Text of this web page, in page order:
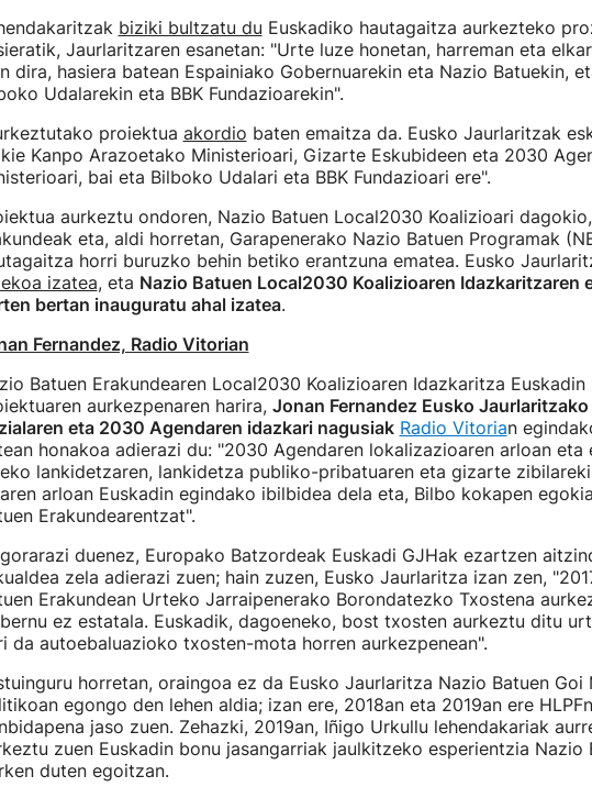
biziki bultzatu du Euskadiko hautagaitza aurkezteko
Jaurlaritzaren esanetan: "Urte luze honetan, harreman eta
dira, hasiera batean Espainiako Gobernuarekin eta Nazio Batuekin,
Udalarekin eta BBK Fundazioarekin".
proiektua akordio baten emaitza da. Eusko Jaurlaritzak
Kanpo Arazoetako Ministerioari, Gizarte Eskubideen eta 2030
bai eta Bilboko Udalari eta BBK Fundazioari ere".
aurkeztu ondoren, Nazio Batuen Local2030 Koalizioari
eta, aldi horretan, Garapenerako Nazio Batuen Programak
horri buruzko behin betiko erantzuna ematea. Eusko
izatea, eta Nazio Batuen Local2030 Koalizioaren Idazkaritzaren
bertan inauguratu ahal izatea.
Fernandez, Radio Vitorian
Batuen Erakundearen Local2030 Koalizioaren Idazkaritza
aurkezpenaren harira, Jonan Fernandez Eusko
eta 2030 Agendaren idazkari nagusiak Radio Vitorian
honakoa adierazi du: "2030 Agendaren lokalizazioaren arloan eta
lankidetzaren, lankidetza publiko-pribatuaren eta gizarte
arloan Euskadin egindako ibilbidea dela eta, Bilbo kokapen
Erakundearentzat".
duenez, Europako Batzordeak Euskadi GJHak ezartzen
zela adierazi zuen; hain zuzen, Eusko Jaurlaritza izan zen,
Erakundean Urteko Jarraipenerako Borondatezko Txostena
ez estatala. Euskadik, dagoeneko, bost txosten aurkeztu ditu
da autoebaluazioko txosten-mota horren aurkezpenean".
horretan, oraingoa ez da Eusko Jaurlaritza Nazio Batuen Goi
egongo den lehen aldia; izan ere, 2018an eta 2019an ere
jaso zuen. Zehazki, 2019an, Iñigo Urkullu lehendakariak
zuen Euskadin bonu jasangarriak jaulkitzeko esperientzia Nazio
duten egoitzan.